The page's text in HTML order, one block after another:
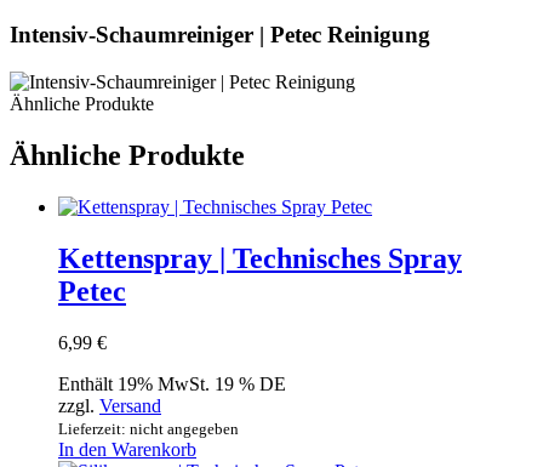
Intensiv-Schaumreiniger | Petec Reinigung
Ähnliche Produkte
Ähnliche Produkte
Kettenspray | Technisches Spray
Petec
6,99 €
Enthält 19% MwSt. 19 % DE
zzgl. Versand
Lieferzeit: nicht angegeben
In den Warenkorb